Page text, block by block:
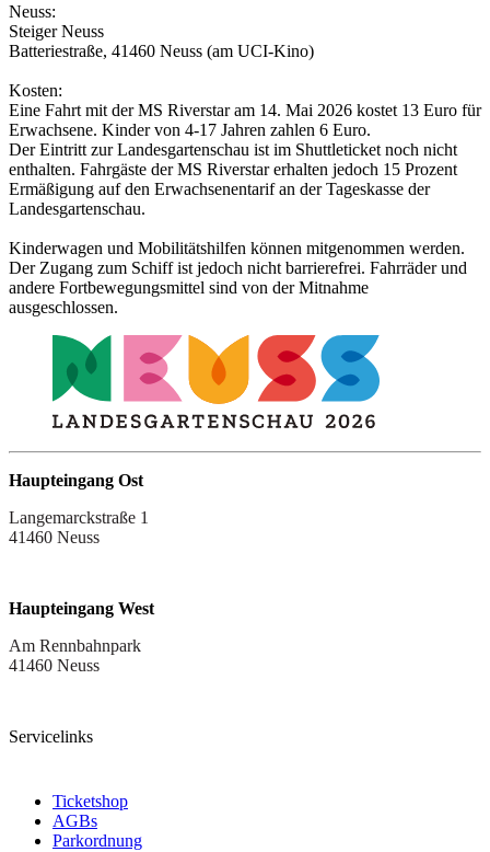
Neuss:
Steiger Neuss
Batteriestraße, 41460 Neuss (am UCI-Kino)
Kosten:
Eine Fahrt mit der MS Riverstar am 14. Mai 2026 kostet 13 Euro für
Erwachsene. Kinder von 4-17 Jahren zahlen 6 Euro.
Der Eintritt zur Landesgartenschau ist im Shuttleticket noch nicht
enthalten. Fahrgäste der MS Riverstar erhalten jedoch 15 Prozent
Ermäßigung auf den Erwachsenentarif an der Tageskasse der
Landesgartenschau.
Kinderwagen und Mobilitätshilfen können mitgenommen werden.
Der Zugang zum Schiff ist jedoch nicht barrierefrei. Fahrräder und
andere Fortbewegungsmittel sind von der Mitnahme
ausgeschlossen.
Haupteingang Ost
Langemarckstraße 1
41460 Neuss
Haupteingang West
Am Rennbahnpark
41460 Neuss
Servicelinks
Ticketshop
AGBs
Parkordnung